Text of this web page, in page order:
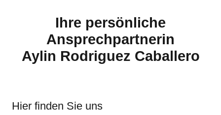
Ihre persönliche
Ansprechpartnerin
Aylin Rodriguez Caballero
Hier finden Sie uns